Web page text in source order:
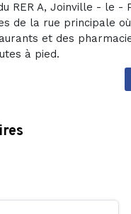
RER A, Joinville - le -
de la rue principale
et des
à pied.